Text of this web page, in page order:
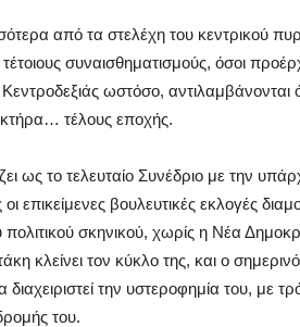
από τα στελέχη του κεντρικού
τέτοιους συναισθηματισμούς, όσοι
ωστόσο, αντιλαμβάνονται
τέλους εποχής.
ως το τελευταίο Συνέδριο με την
επικείμενες βουλευτικές εκλογές
σκηνικού, χωρίς η Νέα
κλείνει τον κύκλο της, και ο
την υστεροφημία του, με
του.